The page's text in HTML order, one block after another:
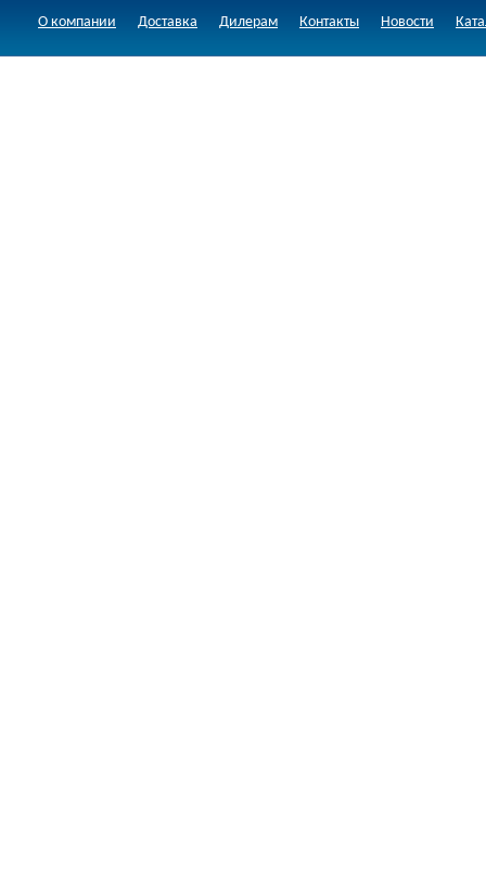
О компании Доставка Дилерам Контакты Новости